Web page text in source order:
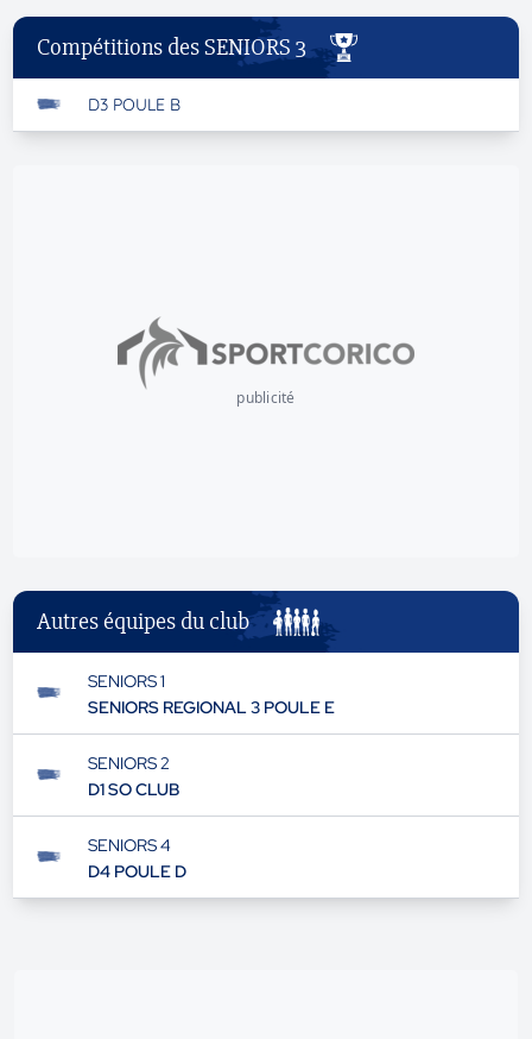
Compétitions des SENIORS 3
D3 POULE B
publicité
Autres équipes du club
SENIORS 1
SENIORS REGIONAL 3 POULE E
SENIORS 2
D1 SO CLUB
SENIORS 4
D4 POULE D